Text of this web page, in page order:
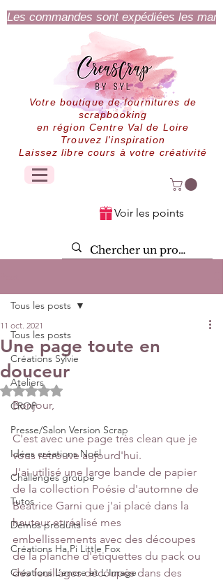
Les commandes sont expédiées les
Votre boutique de fournitures de
scrapbooking
en région Centre Val de Loire
Trouvez l'inspiration
Laissez libre cours à votre créativité
Voir les points
Tous les posts
Créations Sylvie
Ateliers
CROP
Presse/Salon Version Scrap
Idées créations Noël
Challenges groupe
Tutos
Démos produits
Créations Ha.Pi Little Fox
Créations L’encre et L'Image
Tous les posts
Une page toute en
douceur
11 oct. 2021
Noté NaN étoiles sur 5.
Bonjour,
C'est avec une page très clean que je
vous retrouve aujourd'hui.
J'ai utilisé une large bande de papier
de la collection Poésie d'automne de
Béatrice Garni que j'ai placé dans la
hauteur et réalisé mes
embellissements avec des découpes
de la planche d'étiquettes du pack ou
des feuillages découpés dans des